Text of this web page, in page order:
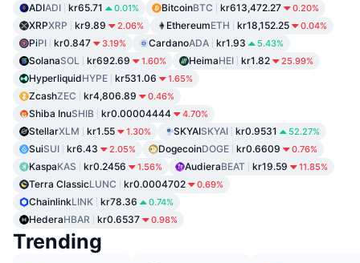
ADIADI kr65.71 0.01% BitcoinBTC kr613,472.27 0.20%
XRPXRP kr9.89 2.06% EthereumETH kr18,152.25 0.04%
PiPI kr0.847 3.19% CardanoADA kr1.93 5.43%
SolanaSOL kr692.69 1.60% HeimaHEI kr1.82 25.99%
HyperliquidHYPE kr531.06 1.65%
ZcashZEC kr4,806.89 0.46%
Shiba InuSHIB kr0.00004444 4.70%
StellarXLM kr1.55 1.30% SKYAISKYAI kr0.9531 52.27%
SuiSUI kr6.43 2.05% DogecoinDOGE kr0.6609 0.76%
KaspaKAS kr0.2456 1.56% AudieraBEAT kr19.59 11.85%
Terra ClassicLUNC kr0.0004702 0.69%
ChainlinkLINK kr78.36 0.74%
HederaHBAR kr0.6537 0.98%
Trending